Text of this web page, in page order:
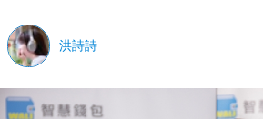
洪詩詩